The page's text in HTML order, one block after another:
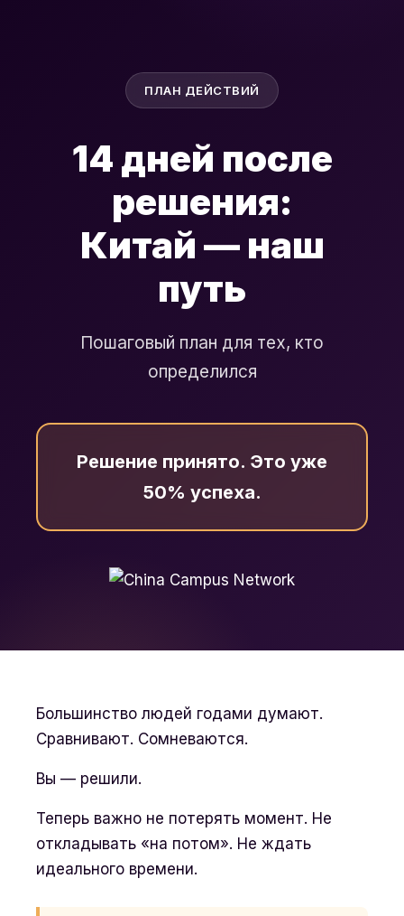
ПЛАН ДЕЙСТВИЙ
14 дней после
решения:
Китай — наш
путь
Пошаговый план для тех, кто
определился
Решение принято. Это уже
50% успеха.
Большинство людей годами думают.
Сравнивают. Сомневаются.
Вы — решили.
Теперь важно не потерять момент. Не
откладывать «на потом». Не ждать
идеального времени.